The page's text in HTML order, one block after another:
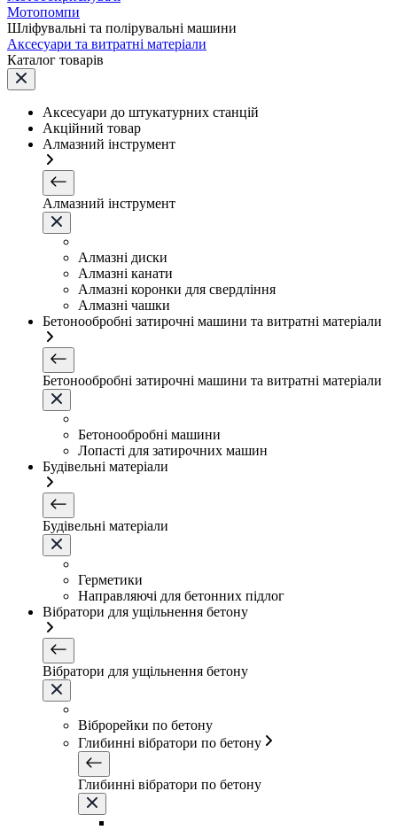
Мотопомпи
Шліфувальні та полірувальні машини
Аксесуари та витратні матеріали
Каталог товарів
Аксесуари до штукатурних станцій
Акційний товар
Алмазний інструмент
Алмазний інструмент
Алмазні диски
Алмазні канати
Алмазні коронки для свердління
Алмазні чашки
Бетонообробні затирочні машини та витратні матеріали
Бетонообробні затирочні машини та витратні матеріали
Бетонообробні машини
Лопасті для затирочних машин
Будівельні матеріали
Будівельні матеріали
Герметики
Направляючі для бетонних підлог
Вібратори для ущільнення бетону
Вібратори для ущільнення бетону
Віброрейки по бетону
Глибинні вібратори по бетону
Глибинні вібратори по бетону